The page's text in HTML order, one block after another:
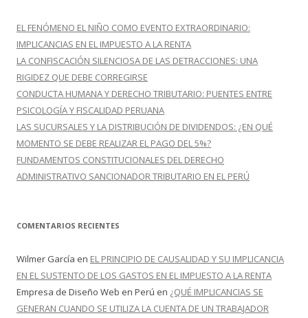
r
:
EL FENÓMENO EL NIÑO COMO EVENTO EXTRAORDINARIO:
IMPLICANCIAS EN EL IMPUESTO A LA RENTA
LA CONFISCACIÓN SILENCIOSA DE LAS DETRACCIONES: UNA
RIGIDEZ QUE DEBE CORREGIRSE
CONDUCTA HUMANA Y DERECHO TRIBUTARIO: PUENTES ENTRE
PSICOLOGÍA Y FISCALIDAD PERUANA
LAS SUCURSALES Y LA DISTRIBUCIÓN DE DIVIDENDOS: ¿EN QUÉ
MOMENTO SE DEBE REALIZAR EL PAGO DEL 5%?
FUNDAMENTOS CONSTITUCIONALES DEL DERECHO
ADMINISTRATIVO SANCIONADOR TRIBUTARIO EN EL PERÚ
COMENTARIOS RECIENTES
Wilmer García en EL PRINCIPIO DE CAUSALIDAD Y SU IMPLICANCIA
EN EL SUSTENTO DE LOS GASTOS EN EL IMPUESTO A LA RENTA
Empresa de Diseño Web en Perú en ¿QUÉ IMPLICANCIAS SE
GENERAN CUANDO SE UTILIZA LA CUENTA DE UN TRABAJADOR